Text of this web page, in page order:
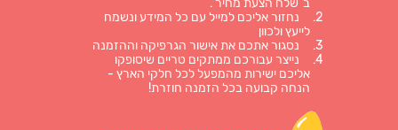
ב"שלח הצעת מחיר".
נחזור אליכם למייל עם כל המידע ונשמח
לייעץ ולכוון
נסגור אתכם את אישור הגרפיקה וההזמנה
נייצר עבורכם ממתקים טריים שיסופקו
אליכם ישירות מהמפעל לכל חלקי הארץ -
הנחה קבועה בכל הזמנה חוזרת!